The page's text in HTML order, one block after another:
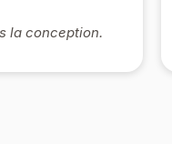
la conception.